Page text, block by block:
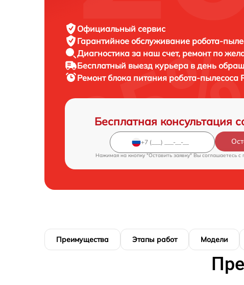
Официальный сервис
Гарантийное обслуживание робота-
Диагностика за наш счет, ремонт по
Бесплатный выезд курьера в день
Ремонт блока питания робота-пылесоса
Бесплатная консультация
Нажимая на кнопку "Оставить заявку" Вы соглашаетесь c
Преимущества Этапы работ Модели